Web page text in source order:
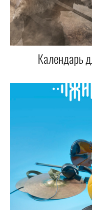
Календарь